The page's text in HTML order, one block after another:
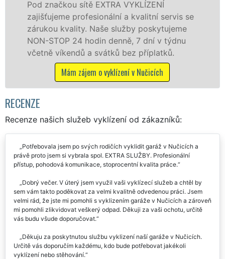
sítě EXTRA VYKLÍZENÍ
profesionální a kvalitní servis se
Naše služby poskytujeme
24 hodin denně, 7 dní v týdnu
a svátků bez příplatků.
Mám zájem o vyklízení v Nučicích
jak
zárukou
STOP bez
RECENZE
Recenze našich služeb vyklízení od zákazníků:
Potřebovala jsem po svých rodičích vyklidit garáž v Nučicích a
právě proto jsem si vybrala spol. EXTRA SLUŽBY. Profesionální
přístup, pohodová komunikace, stoprocentní kvalita práce.
Dobrý večer. V úterý jsem využil vaši vyklízecí služeb a chtěl by
sem vám takto poděkovat za velmi kvalitně odvedenou práci. Jsem
velmi rád, že jste mi pomohli s vyklizením garáže v Nučicích a zároveň
mi pomohli zlikvidovat veškerý odpad. Děkuji za vaši ochotu, určitě
vás budu všude doporučovat.
Děkuju za poskytnutou službu vyklizení naší garáže v Nučicích.
Určitě vás doporučím každému, kdo bude potřebovat jakékoli
vyklízení nebo stěhování.